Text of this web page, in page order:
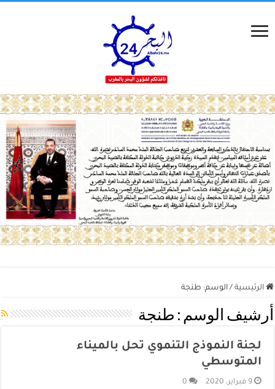
الرئيسية / الوسم: طنجة
أرشيف الوسم : طنجة
لجنة النموذج التنموي تحل بالميناء
المتوسطي
9 فبراير، 2020 0